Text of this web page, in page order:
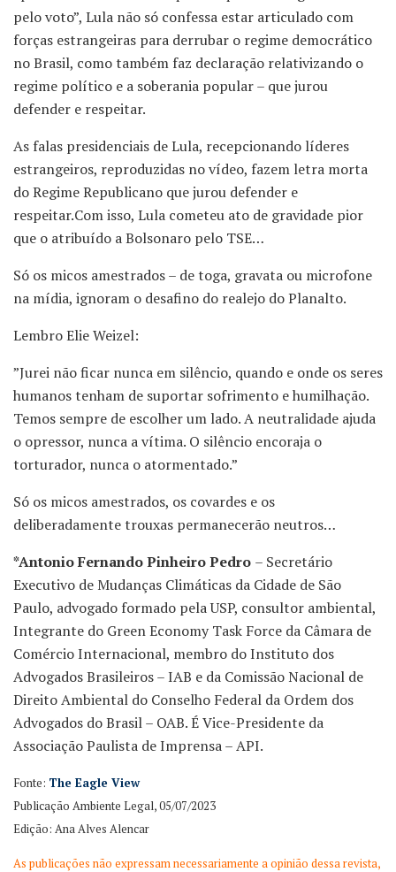
pelo voto”, Lula não só confessa estar articulado com
forças estrangeiras para derrubar o regime democrático
no Brasil, como também faz declaração relativizando o
regime político e a soberania popular – que jurou
defender e respeitar.
As falas presidenciais de Lula, recepcionando líderes
estrangeiros, reproduzidas no vídeo, fazem letra morta
do Regime Republicano que jurou defender e
respeitar.Com isso, Lula cometeu ato de gravidade pior
que o atribuído a Bolsonaro pelo TSE…
Só os micos amestrados – de toga, gravata ou microfone
na mídia, ignoram o desafino do realejo do Planalto.
Lembro Elie Weizel:
”Jurei não ficar nunca em silêncio, quando e onde os seres
humanos tenham de suportar sofrimento e humilhação.
Temos sempre de escolher um lado. A neutralidade ajuda
o opressor, nunca a vítima. O silêncio encoraja o
torturador, nunca o atormentado.”
Só os micos amestrados, os covardes e os
deliberadamente trouxas permanecerão neutros…
*Antonio Fernando Pinheiro Pedro – Secretário
Executivo de Mudanças Climáticas da Cidade de São
Paulo, advogado formado pela USP, consultor ambiental,
Integrante do Green Economy Task Force da Câmara de
Comércio Internacional, membro do Instituto dos
Advogados Brasileiros – IAB e da Comissão Nacional de
Direito Ambiental do Conselho Federal da Ordem dos
Advogados do Brasil – OAB. É Vice-Presidente da
Associação Paulista de Imprensa – API.
Fonte: The Eagle View
Publicação Ambiente Legal, 05/07/2023
Edição: Ana Alves Alencar
As publicações não expressam necessariamente a opinião dessa revista,